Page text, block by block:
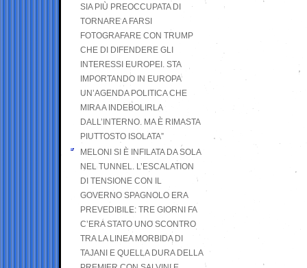
SIA PIÙ PREOCCUPATA DI
TORNARE A FARSI
FOTOGRAFARE CON TRUMP
CHE DI DIFENDERE GLI
INTERESSI EUROPEI. STA
IMPORTANDO IN EUROPA
UN’AGENDA POLITICA CHE
MIRA A INDEBOLIRLA
DALL’INTERNO. MA È RIMASTA
PIUTTOSTO ISOLATA”
MELONI SI È INFILATA DA SOLA
NEL TUNNEL. L’ESCALATION
DI TENSIONE CON IL
GOVERNO SPAGNOLO ERA
PREVEDIBILE: TRE GIORNI FA
C’ERA STATO UNO SCONTRO
TRA LA LINEA MORBIDA DI
TAJANI E QUELLA DURA DELLA